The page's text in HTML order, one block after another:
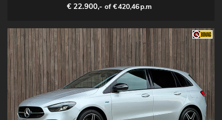
€ 22.900,- of €420,46p.m